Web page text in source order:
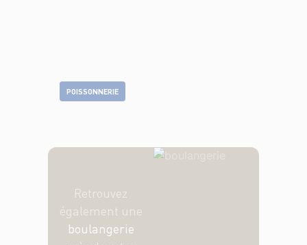
POISSONNERIE
Retrouvez
également une
boulangerie